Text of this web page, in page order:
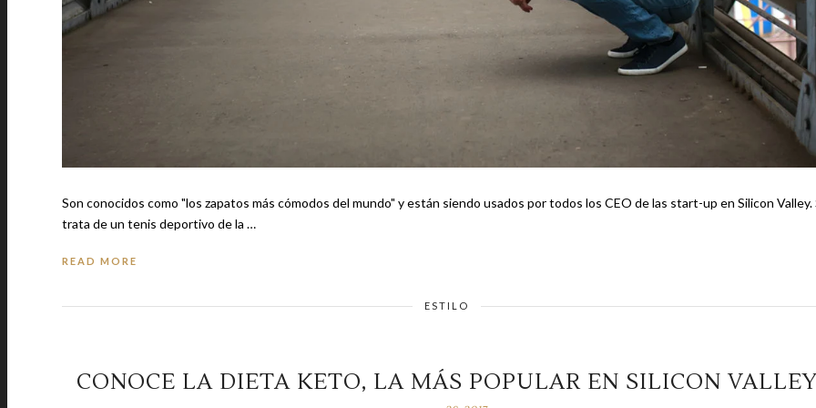
Son conocidos como "los zapatos más cómodos del mundo" y están siendo usados por todos los CEO de las start-up en Silicon Valley. Se
trata de un tenis deportivo de la …
READ MORE
ESTILO
CONOCE LA DIETA KETO, LA MÁS POPULAR EN SILICON